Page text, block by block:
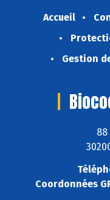
Accueil
Gestion
88
Coordonnées